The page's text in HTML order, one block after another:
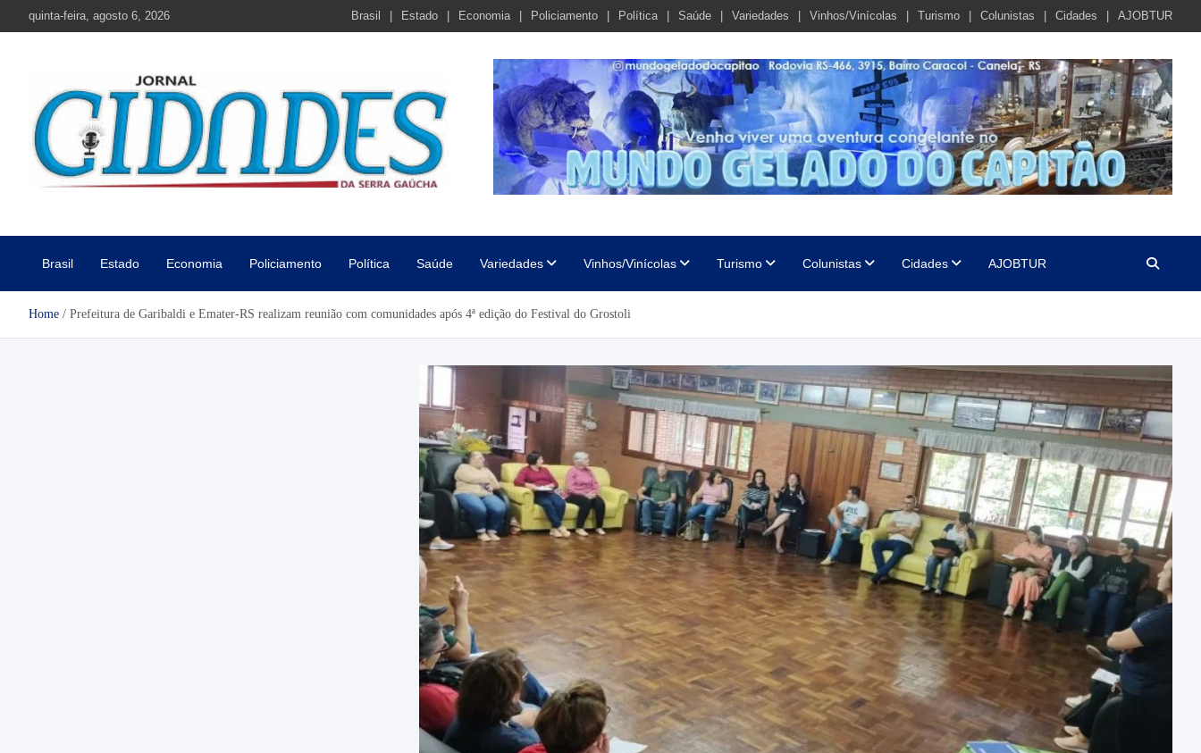
quinta-feira, agosto 6, 2026 Brasil Estado Economia Policiamento Política Saúde Variedades Vinhos/Vinícolas Turismo Colunistas Cidades AJOBTUR
Brasil Estado Economia Policiamento Política Saúde Variedades Vinhos/Vinícolas Turismo Colunistas Cidades AJOBTUR
Home Prefeitura de Garibaldi e Emater-RS realizam reunião com comunidades após 4ª edição do Festival do Grostoli